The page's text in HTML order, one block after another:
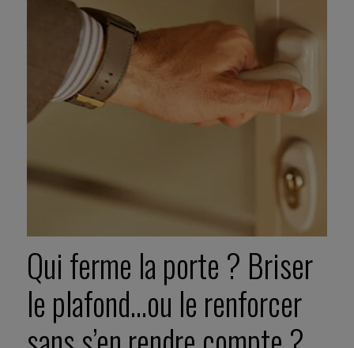
Qui ferme la porte ? Briser
le plafond…ou le renforcer